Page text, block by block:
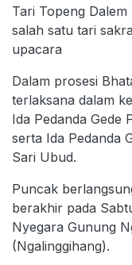
Tari Topeng
salah satu tari
upacara
Dalam prosesi
terlaksana dalam
Ida Pedanda Gede
serta Ida Pedanda
Sari Ubud.
Puncak
berakhir pada
Nyegara Gunung
(Ngalinggihang).